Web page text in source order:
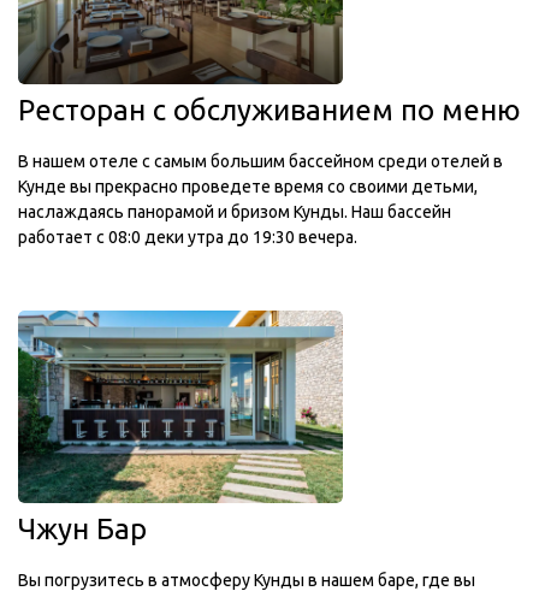
Ресторан с обслуживанием по меню
В нашем отеле с самым большим бассейном среди отелей в
Кунде вы прекрасно проведете время со своими детьми,
наслаждаясь панорамой и бризом Кунды. Наш бассейн
работает с 08:0 деки утра до 19:30 вечера.
Чжун Бар
Вы погрузитесь в атмосферу Кунды в нашем баре, где вы